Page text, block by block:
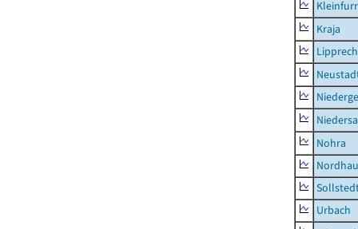
Kraja
Nohra
Urbach